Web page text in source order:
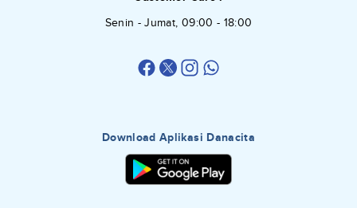
Senin - Jumat, 09:00 - 18:00
Download Aplikasi Danacita